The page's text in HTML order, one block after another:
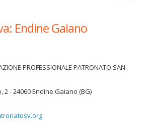
Endine Gaiano
PROFESSIONALE PATRONATO SAN
- 24060 Endine Gaiano (BG)